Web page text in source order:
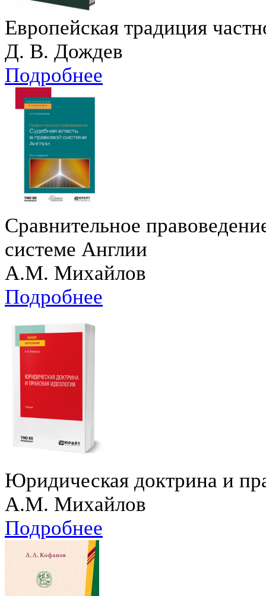
Европейская традиция
Д. В. Дождев
Подробнее
Сравнительное
системе Англии
А.М. Михайлов
Подробнее
Юридическая доктрина и
А.М. Михайлов
Подробнее